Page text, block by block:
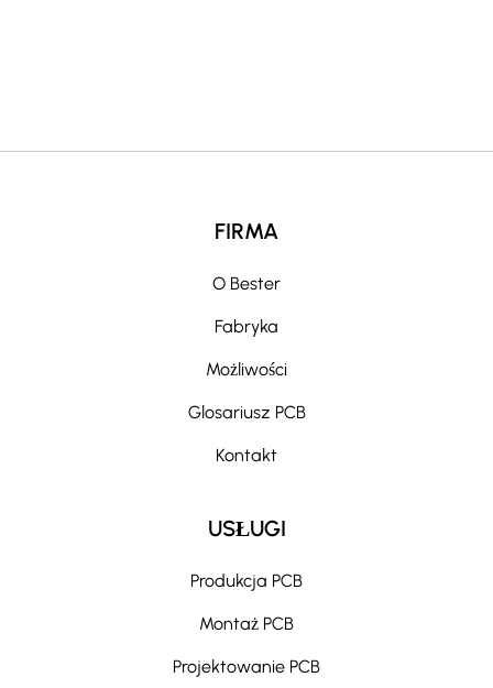
FIRMA
O Bester
Fabryka
Możliwości
Glosariusz PCB
Kontakt
USŁUGI
Produkcja PCB
Montaż PCB
Projektowanie PCB